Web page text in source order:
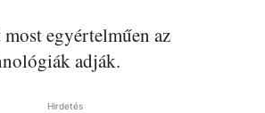
egyértelműen az
adják.
Hirdetés